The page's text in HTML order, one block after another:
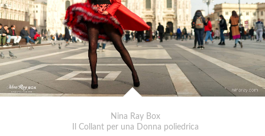
Nina Ray Box
Il Collant per una Donna poliedrica